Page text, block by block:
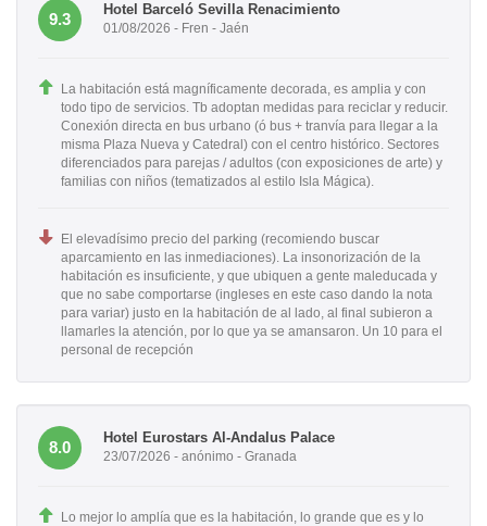
9.3
Hotel Barceló Sevilla Renacimiento
01/08/2026 - Fren - Jaén
La habitación está magníficamente decorada, es amplia y con
todo tipo de servicios. Tb adoptan medidas para reciclar y reducir.
Conexión directa en bus urbano (ó bus + tranvía para llegar a la
misma Plaza Nueva y Catedral) con el centro histórico. Sectores
diferenciados para parejas / adultos (con exposiciones de arte) y
familias con niños (tematizados al estilo Isla Mágica).
El elevadísimo precio del parking (recomiendo buscar
aparcamiento en las inmediaciones). La insonorización de la
habitación es insuficiente, y que ubiquen a gente maleducada y
que no sabe comportarse (ingleses en este caso dando la nota
para variar) justo en la habitación de al lado, al final subieron a
llamarles la atención, por lo que ya se amansaron. Un 10 para el
personal de recepción
8.0
Hotel Eurostars Al-Andalus Palace
23/07/2026 - anónimo - Granada
Lo mejor lo amplía que es la habitación, lo grande que es y lo